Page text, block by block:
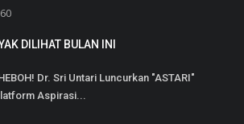
DILIHAT BULAN INI
Dr. Sri Untari Luncurkan "ASTARI"
Aspirasi...